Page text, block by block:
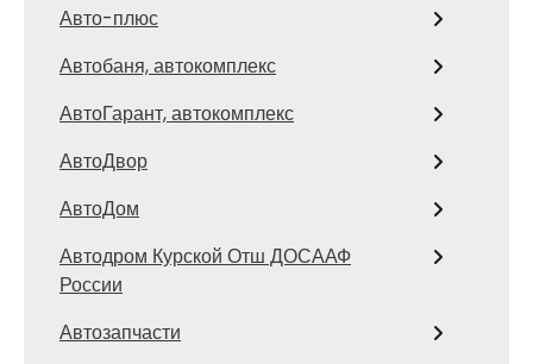
Авто-плюс
Автобаня, автокомплекс
АвтоГарант, автокомплекс
АвтоДвор
АвтоДом
Автодром Курской Отш ДОСААФ
России
Автозапчасти